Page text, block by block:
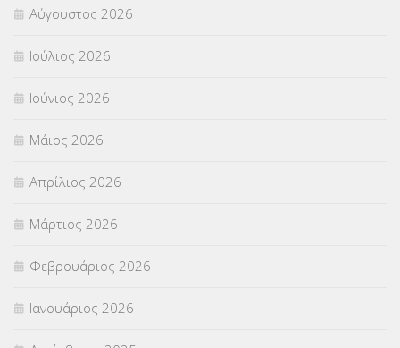
Αύγουστος 2026
Ιούλιος 2026
Ιούνιος 2026
Μάιος 2026
Απρίλιος 2026
Μάρτιος 2026
Φεβρουάριος 2026
Ιανουάριος 2026